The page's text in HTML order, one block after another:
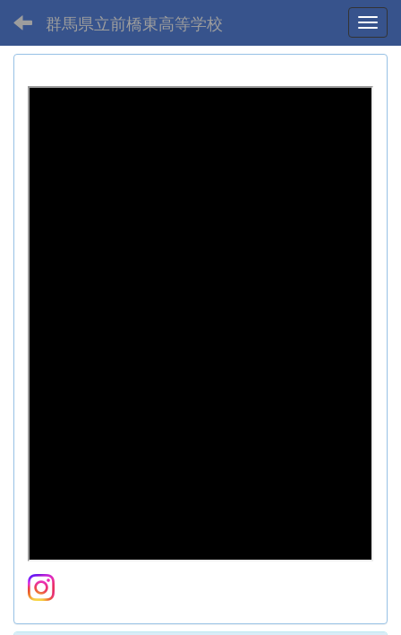
群馬県立前橋東高等学校